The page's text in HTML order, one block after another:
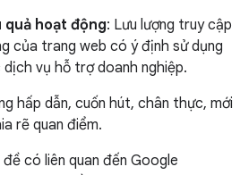
quả hoạt động: Lưu lượng truy cập
của trang web có ý định sử dụng
vụ hỗ trợ doanh nghiệp.
hấp dẫn, cuốn hút, chân thực, mới
rẽ quan điểm.
đề có liên quan đến Google